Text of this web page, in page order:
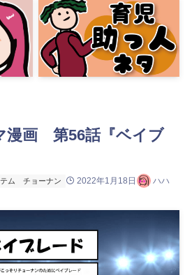
漫画 第56話『ベイブ
ム チョーナン 2022年1月18日 ハハ